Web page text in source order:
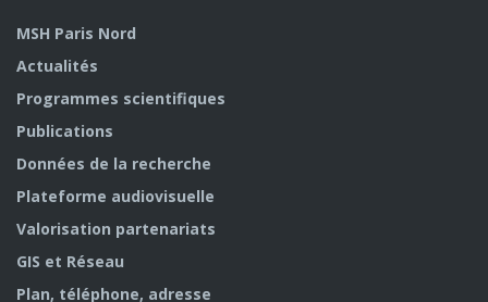
MSH Paris Nord
Actualités
Programmes scientifiques
Publications
Données de la recherche
Plateforme audiovisuelle
Valorisation partenariats
GIS et Réseau
Plan, téléphone, adresse